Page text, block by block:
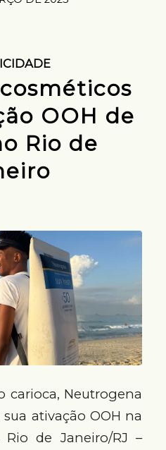
OOH de
Rio de
carioca, Neutrogena
ativação OOH na
de Janeiro/RJ –